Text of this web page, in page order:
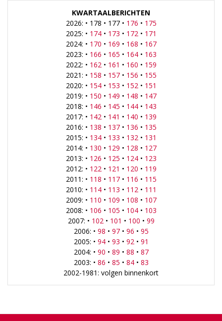
KWARTAALBERICHTEN
2026: • 178 • 177 • 176 • 175
2025: • 174• 173 • 172• 171
2024: • 170 • 169 • 168 • 167
2023: • 166 • 165 • 164• 163
2022: • 162• 161 • 160 • 159
2021: • 158 • 157• 156 • 155
2020: • 154• 153 • 152• 151
2019: • 150 • 149 • 148 • 147
2018: • 146 • 145 • 144• 143
2017: • 142• 141 • 140 • 139
2016: • 138 • 137• 136 • 135
2015: • 134• 133 • 132• 131
2014: • 130 • 129 • 128 • 127
2013: • 126 • 125 • 124• 123
2012: • 122• 121 • 120 • 119
2011: • 118 • 117• 116 • 115
2010: • 114• 113 • 112• 111
2009: • 110 • 109 • 108 • 107
2008: • 106 • 105 • 104• 103
2007: • 102• 101 • 100 • 99
2006: • 98 • 97• 96 • 95
2005: • 94• 93 • 92• 91
2004: • 90 • 89 • 88 • 87
2003: • 86 • 85 • 84• 83
2002-1981: volgen binnenkort